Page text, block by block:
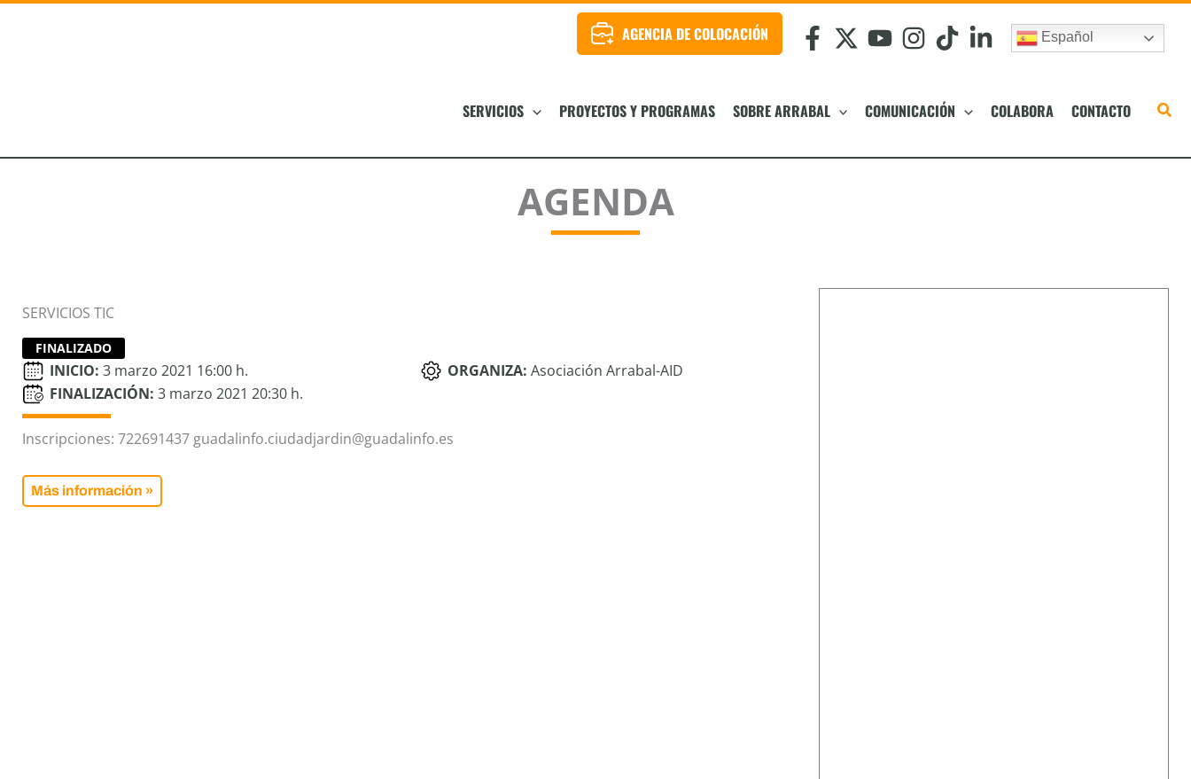
AGENCIA DE COLOCACIÓN Español
SERVICIOS PROYECTOS Y PROGRAMAS SOBRE ARRABAL COMUNICACIÓN COLABORA CONTACTO
AGENDA
SERVICIOS TIC
FINALIZADO
INICIO: 3 marzo 2021 16:00 h.
FINALIZACIÓN: 3 marzo 2021 20:30 h.
ORGANIZA:Asociación Arrabal-AID
Inscripciones: 722691437 guadalinfo.ciudadjardin@guadalinfo.es
Más información »